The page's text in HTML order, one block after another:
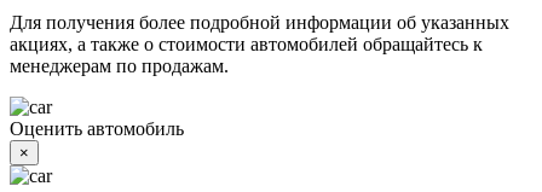
Для получения более подробной информации об указанных
акциях, а также о стоимости автомобилей обращайтесь к
менеджерам по продажам.
Оценить автомобиль
×